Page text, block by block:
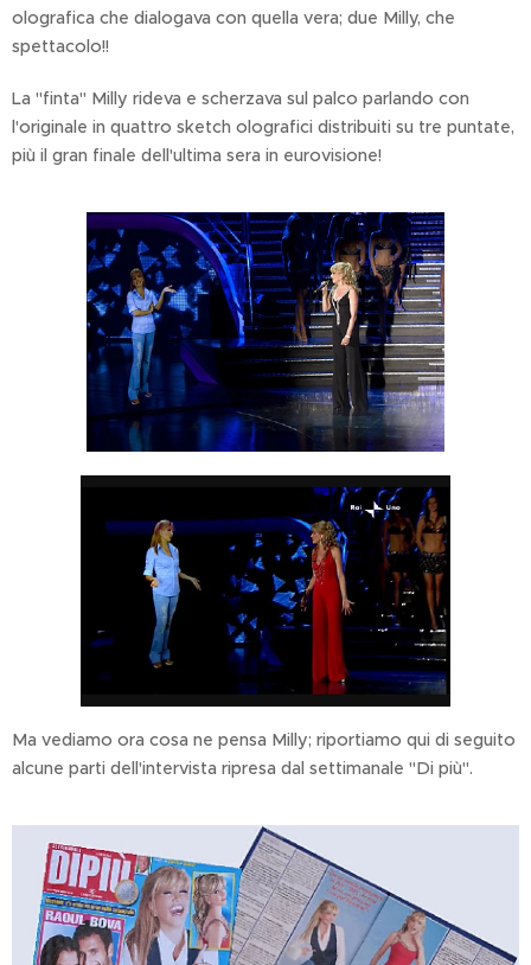
olografica che dialogava con quella vera; due Milly, che
spettacolo!!
La "finta" Milly rideva e scherzava sul palco parlando con
l'originale in quattro sketch olografici distribuiti su tre puntate,
più il gran finale dell'ultima sera in eurovisione!
Ma vediamo ora cosa ne pensa Milly; riportiamo qui di seguito
alcune parti dell'intervista ripresa dal settimanale "Di più".